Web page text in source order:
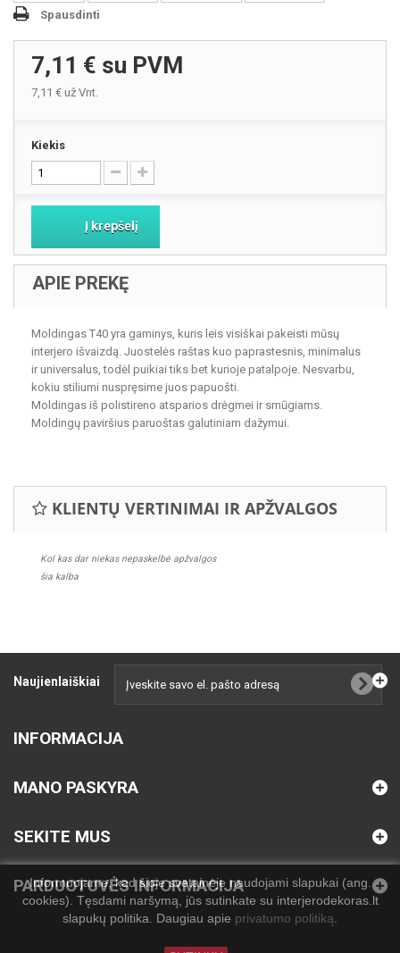
Informuojame, kad šioje svetainėje naudojami slapukai (ang.
cookies). Tęsdami naršymą, jūs sutinkate su interjerodekoras.lt
slapukų politika. Daugiau apie privatumo politiką
Spausdinti
7,11 € su PVM
7,11 € už Vnt.
Kiekis
Į krepšelį
APIE PREKĘ
Moldingas T40 yra gaminys, kuris leis visiškai pakeisti mūsų
interjero išvaizdą. Juostelės raštas kuo paprastesnis, minimalus
ir universalus, todėl puikiai tiks bet kurioje patalpoje. Nesvarbu,
kokiu stiliumi nuspręsime juos papuošti.
Moldingas iš polistireno atsparios drėgmei ir smūgiams.
Moldingų paviršius paruoštas galutiniam dažymui.
KLIENTŲ VERTINIMAI IR APŽVALGOS
Kol kas dar niekas nepaskelbė apžvalgos
šia kalba
Naujienlaiškiai
INFORMACIJA
MANO PASKYRA
SEKITE MUS
PARDUOTUVĖS INFORMACIJA